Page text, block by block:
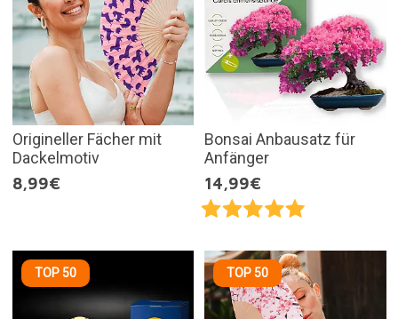
Origineller Fächer mit
Dackelmotiv
8,99€
Bonsai Anbausatz für
Anfänger
14,99€
TOP 50 TOP 50